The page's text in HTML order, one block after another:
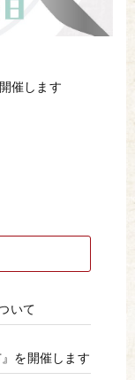
催します
いて
を開催します